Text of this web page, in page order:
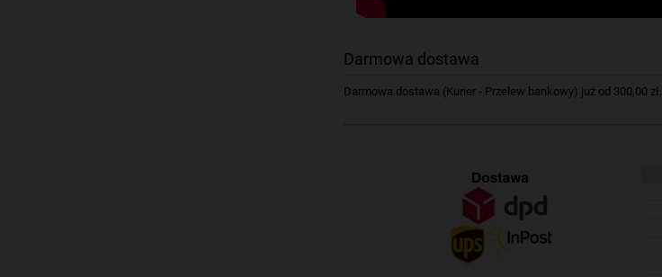
Darmowa dostawa
Darmowa dostawa (Kurier - Przelew bankowy) już od 300,00 zł.